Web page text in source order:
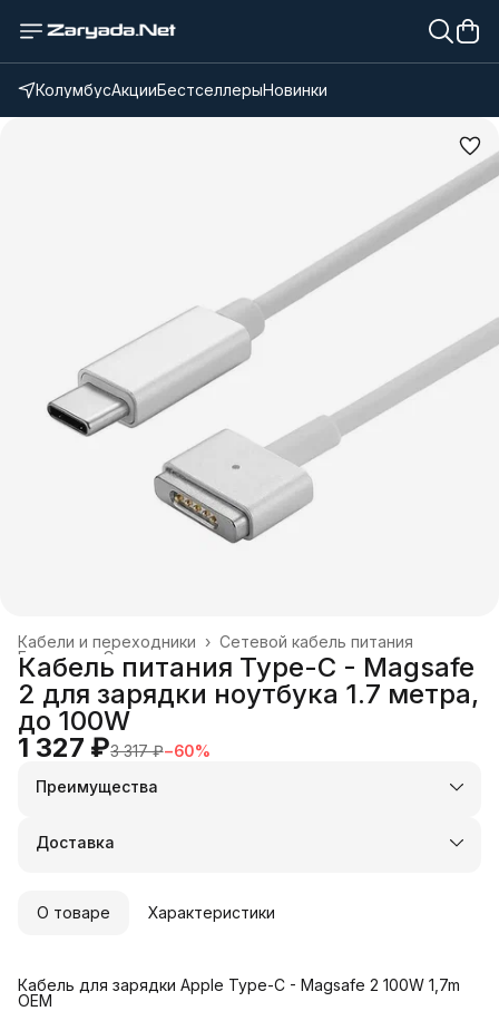
КолумбусАкцииБестселлерыНовинки
Сетевой кабель питания
Кабели и переходники ›
Электроника
Главная
Кабель питания Type-C - Magsafe
2 для зарядки ноутбука 1.7 метра,
до 100W
1 327 ₽3 317 ₽−60%
Преимущества
Оплата частями в Сплит
Удобный возврат
Доставка
О товаре Характеристики
Кабель для зарядки Apple Type-C - Magsafe 2 100W 1,7m
OEM